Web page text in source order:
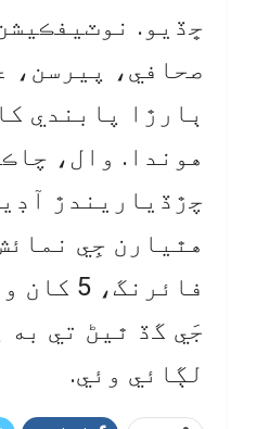
ڇڏيو.
صحافي، پيرسن،
ٻارڙا پابندي
هوندا. وال،
چڙڏياريندڙ
هٿيارن جِي
فائرنگ،
جَي گڏ ٿيڻ تي به
لڳائي وئي.